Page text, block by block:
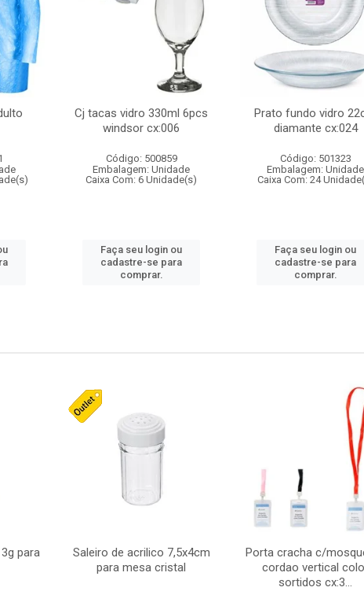
Cj tacas vidro 330ml 6pcs
windsor cx:006
Código: 500859
Embalagem: Unidade
Caixa Com: 6 Unidade(s)
Faça seu login ou
cadastre-se para
comprar.
Prato fundo vidro
diamante cx:024
Código: 501323
Embalagem: Unidade
Caixa Com: 24
Faça seu login ou
cadastre-se para
comprar.
para
Saleiro de acrilico 7,5x4cm
para mesa cristal
Porta cracha c/
cordao vertical
sortidos cx:3...